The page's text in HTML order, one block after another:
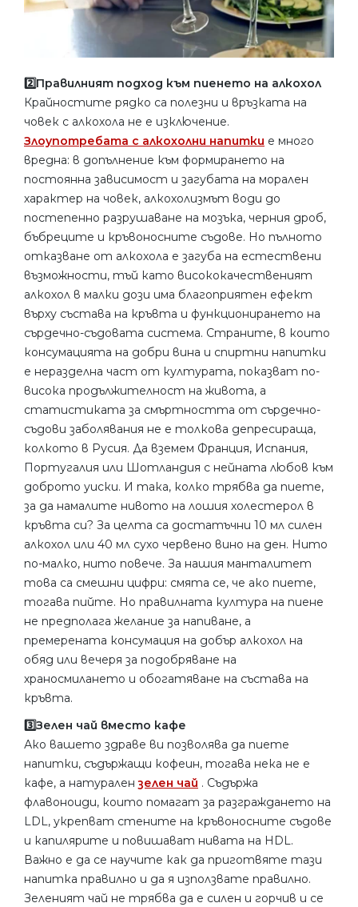
2️⃣Правилният подход към пиенето на алкохол
Крайностите рядко са полезни и връзката на
човек с алкохола не е изключение.
Злоупотребата с алкохолни напитки е много
вредна: в допълнение към формирането на
постоянна зависимост и загубата на морален
характер на човек, алкохолизмът води до
постепенно разрушаване на мозъка, черния дроб,
бъбреците и кръвоносните съдове. Но пълното
отказване от алкохола е загуба на естествени
възможности, тъй като висококачественият
алкохол в малки дози има благоприятен ефект
върху състава на кръвта и функционирането на
сърдечно-съдовата система. Страните, в които
консумацията на добри вина и спиртни напитки
е неразделна част от културата, показват по-
висока продължителност на живота, а
статистиката за смъртността от сърдечно-
съдови заболявания не е толкова депресираща,
колкото в Русия. Да вземем Франция, Испания,
Португалия или Шотландия с нейната любов към
доброто уиски. И така, колко трябва да пиете,
за да намалите нивото на лошия холестерол в
кръвта си? За целта са достатъчни 10 мл силен
алкохол или 40 мл сухо червено вино на ден. Нито
по-малко, нито повече. За нашия манталитет
това са смешни цифри: смята се, че ако пиете,
тогава пийте. Но правилната култура на пиене
не предполага желание за напиване, а
премерената консумация на добър алкохол на
обяд или вечеря за подобряване на
храносмилането и обогатяване на състава на
кръвта.
3️⃣Зелен чай вместо кафе
Ако вашето здраве ви позволява да пиете
напитки, съдържащи кофеин, тогава нека не е
кафе, а натуралензелен чай . Съдържа
флавоноиди, които помагат за разграждането на
LDL, укрепват стените на кръвоносните съдове
и капилярите и повишават нивата на HDL.
Важно е да се научите как да приготвяте тази
напитка правилно и да я използвате правилно.
Зеленият чай не трябва да е силен и горчив и се